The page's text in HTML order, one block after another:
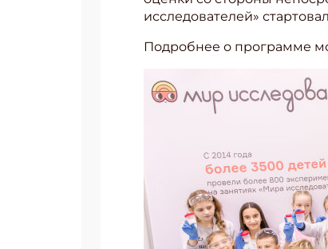
исследователей»
Подробнее о программе